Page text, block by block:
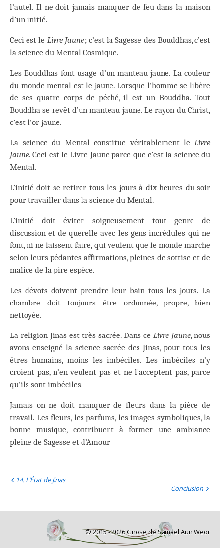
l’autel. Il ne doit jamais manquer de feu dans la maison
d’un initié.
Ceci est le Livre Jaune; c’est la Sagesse des Bouddhas, c’est
la science du Mental Cosmique.
Les Bouddhas font usage d’un manteau jaune. La couleur
du monde mental est le jaune. Lorsque l’homme se libère
de ses quatre corps de péché, il est un Bouddha. Tout
Bouddha se revêt d’un manteau jaune. Le rayon du Christ,
c’est l’or jaune.
La science du Mental constitue véritablement le Livre
Jaune. Ceci est le Livre Jaune parce que c’est la science du
Mental.
L’initié doit se retirer tous les jours à dix heures du soir
pour travailler dans la science du Mental.
L’initié doit éviter soigneusement tout genre de
discussion et de querelle avec les gens incrédules qui ne
font, ni ne laissent faire, qui veulent que le monde marche
selon leurs pédantes affirmations, pleines de sottise et de
malice de la pire espèce.
Les dévots doivent prendre leur bain tous les jours. La
chambre doit toujours être ordonnée, propre, bien
nettoyée.
La religion Jinas est très sacrée. Dans ceLivre Jaune, nous
avons enseigné la science sacrée des Jinas, pour tous les
êtres humains, moins les imbéciles. Les imbéciles n’y
croient pas, n’en veulent pas et ne l’acceptent pas, parce
qu’ils sont imbéciles.
Jamais on ne doit manquer de fleurs dans la pièce de
travail. Les fleurs, les parfums, les images symboliques, la
bonne musique, contribuent à former une ambiance
pleine de Sagesse et d’Amour.
14. L’État de Jinas
Conclusion
© 2015 - 2026 Gnose de Samaël Aun Weor